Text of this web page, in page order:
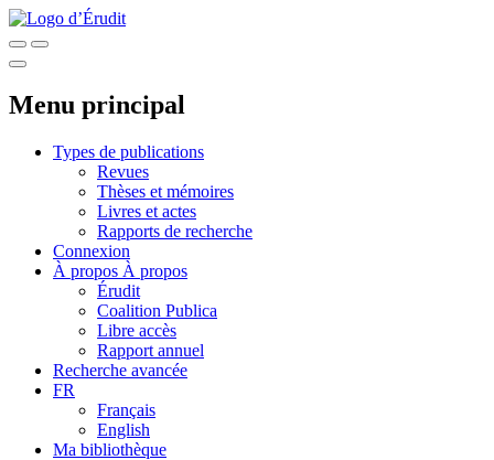
Menu principal
Types de publications
Revues
Thèses et mémoires
Livres et actes
Rapports de recherche
Connexion
À propos À propos
Érudit
Coalition Publica
Libre accès
Rapport annuel
Recherche avancée
FR
Français
English
Ma bibliothèque